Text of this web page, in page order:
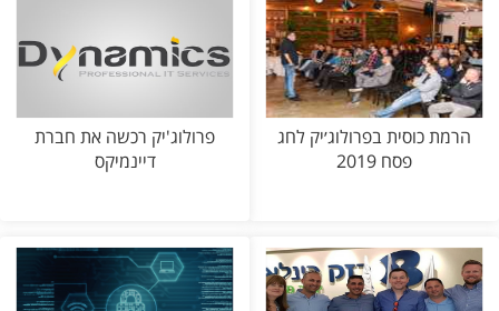
הרמת כוסית בפרולוג׳יק לחג
פסח 2019
פרולוג'יק רכשה את חברת
דיינמיקס